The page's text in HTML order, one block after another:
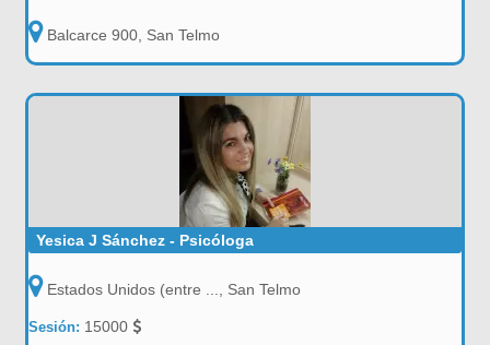
Balcarce 900, San Telmo
Yesica J Sánchez - Psicóloga
Estados Unidos (entre ..., San Telmo
Sesión: 15000